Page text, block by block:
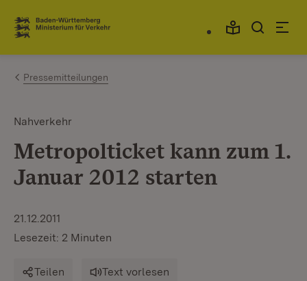
Zum Inhalt springen
Link zur Startseite
Pressemitteilungen
Nahverkehr
Metropolticket kann zum 1.
Januar 2012 starten
21.12.2011
Lesezeit: 2 Minuten
Teilen Text vorlesen